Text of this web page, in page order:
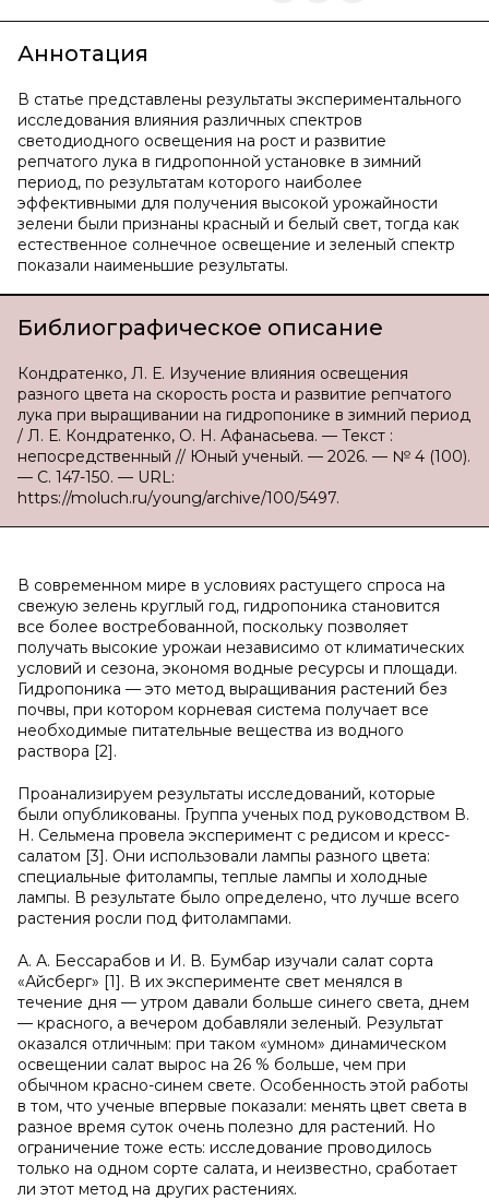
Аннотация
В статье представлены результаты экспериментального
исследования влияния различных спектров
светодиодного освещения на рост и развитие
репчатого лука в гидропонной установке в зимний
период, по результатам которого наиболее
эффективными для получения высокой урожайности
зелени были признаны красный и белый свет, тогда как
естественное солнечное освещение и зеленый спектр
показали наименьшие результаты.
Библиографическое описание
Кондратенко, Л. Е. Изучение влияния освещения
разного цвета на скорость роста и развитие репчатого
лука при выращивании на гидропонике в зимний период
/ Л. Е. Кондратенко, О. Н. Афанасьева. — Текст :
непосредственный // Юный ученый. — 2026. — № 4 (100).
— С. 147-150. — URL:
https://moluch.ru/young/archive/100/5497.
В современном мире в условиях растущего спроса на
свежую зелень круглый год, гидропоника становится
все более востребованной, поскольку позволяет
получать высокие урожаи независимо от климатических
условий и сезона, экономя водные ресурсы и площади.
Гидропоника — это метод выращивания растений без
почвы, при котором корневая система получает все
необходимые питательные вещества из водного
раствора [2].
Проанализируем результаты исследований, которые
были опубликованы. Группа ученых под руководством В.
Н. Сельмена провела эксперимент с редисом и кресс-
салатом [3]. Они использовали лампы разного цвета:
специальные фитолампы, теплые лампы и холодные
лампы. В результате было определено, что лучше всего
растения росли под фитолампами.
А. А. Бессарабов и И. В. Бумбар изучали салат сорта
«Айсберг» [1]. В их эксперименте свет менялся в
течение дня — утром давали больше синего света, днем
— красного, а вечером добавляли зеленый. Результат
оказался отличным: при таком «умном» динамическом
освещении салат вырос на 26 % больше, чем при
обычном красно-синем свете. Особенность этой работы
в том, что ученые впервые показали: менять цвет света в
разное время суток очень полезно для растений. Но
ограничение тоже есть: исследование проводилось
только на одном сорте салата, и неизвестно, сработает
ли этот метод на других растениях.